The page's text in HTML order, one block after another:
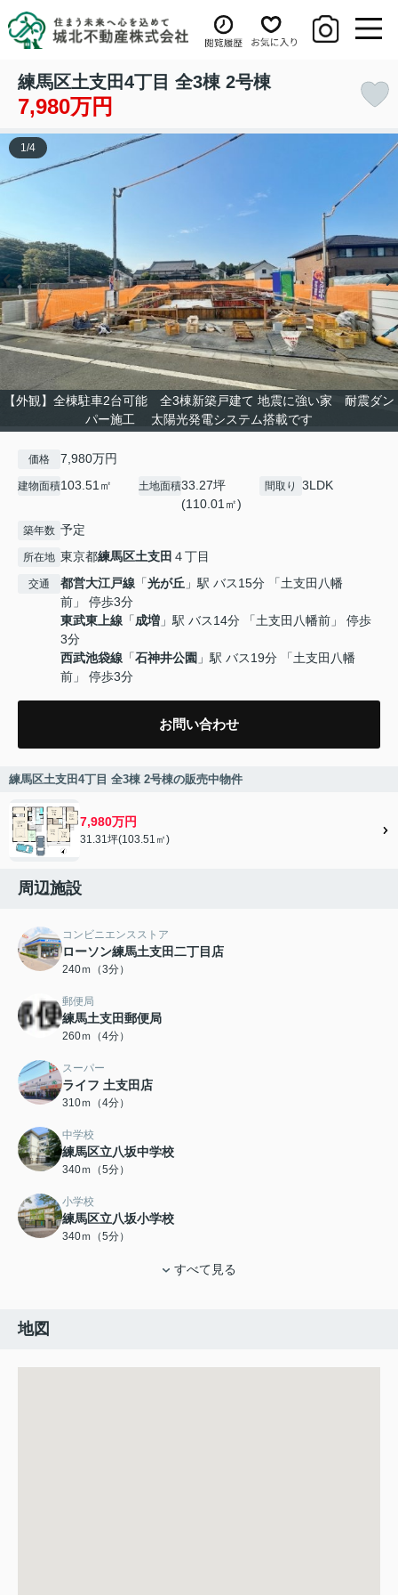
練馬区土支田4丁目 全3棟 2号棟
7,980万円
【外観】全棟駐車2台可能 全3棟新築戸建て 地震に強い家 耐震ダン
パー施工 太陽光発電システム搭載です
1/4
価格 7,980万円
建物面積103.51㎡ 土地面積33.27坪
(110.01㎡)
間取り 3LDK
築年数 予定
所在地 東京都練馬区土支田 ４丁目
交通 都営大江戸線 「光が丘 」駅 バス15分 「土支田八幡
前」 停歩3分
東武東上線 「成増 」駅 バス14分 「土支田八幡前」 停歩
3分
西武池袋線 「石神井公園 」駅 バス19分 「土支田八幡
前」 停歩3分
お問い合わせ
練馬区土支田4丁目 全3棟 2号棟の販売中物件
7,980万円
31.31坪(103.51㎡)
周辺施設
コンビニエンスストア
ローソン練馬土支田二丁目店
240ｍ（3分）
郵便局
練馬土支田郵便局
260ｍ（4分）
スーパー
ライフ 土支田店
310ｍ（4分）
中学校
練馬区立八坂中学校
340ｍ（5分）
小学校
練馬区立八坂小学校
340ｍ（5分）
すべて見る
地図